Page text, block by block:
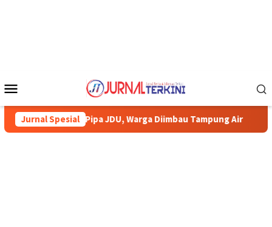
Mobile
Jurnal Spesial
Pipa JDU, Warga Diimbau Tampung Air Pemkab